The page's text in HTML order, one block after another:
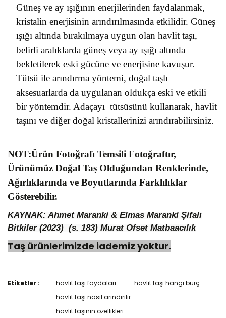
Güneş ve ay ışığının enerjilerinden faydalanmak,
kristalin enerjisinin arındırılmasında etkilidir. Güneş
ışığı altında bırakılmaya uygun olan havlit taşı,
belirli aralıklarda güneş veya ay ışığı altında
bekletilerek eski gücüne ve enerjisine kavuşur.
Tütsü ile arındırma yöntemi, doğal taşlı
aksesuarlarda da uygulanan oldukça eski ve etkili
bir yöntemdir. Adaçayı tütsüsünü kullanarak, havlit
taşını ve diğer doğal kristallerinizi arındırabilirsiniz.
NOT:Ürün Fotoğrafı Temsili Fotoğraftır,
Ürünümüz Doğal Taş Olduğundan Renklerinde,
Ağırlıklarında ve Boyutlarında Farklılıklar
Gösterebilir.
KAYNAK: Ahmet Maranki & Elmas Maranki Şifalı
Bitkiler (2023) (s. 183) Murat Ofset Matbaacılık
Taş ürünlerimizde iademiz yoktur.
Bu ürüne ilk yorumu siz yapın!
Bu ürünün fiyat bilgisi, resim, ürün açıklamalarında ve diğer
konularda yetersiz gördüğünüz noktaları öneri formunu
kullanarak tarafımıza iletebilirsiniz.
Görüş ve önerileriniz için teşekkür ederiz.
Etiketler : havlit taşı faydaları
havlit taşı hangi burç
havlit taşı nasıl arındırılır
havlit taşının özellikleri